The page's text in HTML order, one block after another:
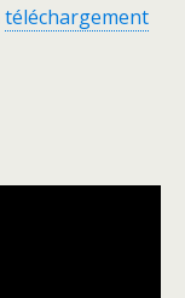
téléchargement